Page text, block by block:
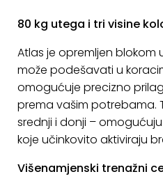
80 kg utega i tri visine
Atlas je opremljen blokom
može podešavati u
omogućuje precizno
prema vašim potrebama.
srednji i donji –
koje učinkovito aktiviraju
Višenamjenski trenažni